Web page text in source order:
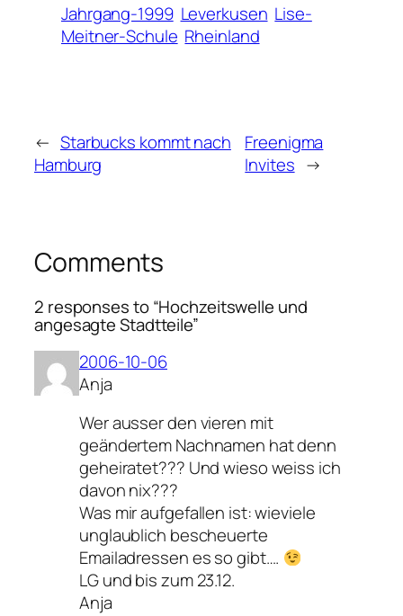
Jahrgang-1999 Leverkusen Lise-
Meitner-Schule Rheinland
← Starbucks kommt nach
Hamburg
Freenigma
Invites →
Comments
2 responses to “Hochzeitswelle und
angesagte Stadtteile”
2006-10-06
Anja
Wer ausser den vieren mit
geändertem Nachnamen hat denn
geheiratet??? Und wieso weiss ich
davon nix???
Was mir aufgefallen ist: wieviele
unglaublich bescheuerte
Emailadressen es so gibt….
LG und bis zum 23.12.
Anja